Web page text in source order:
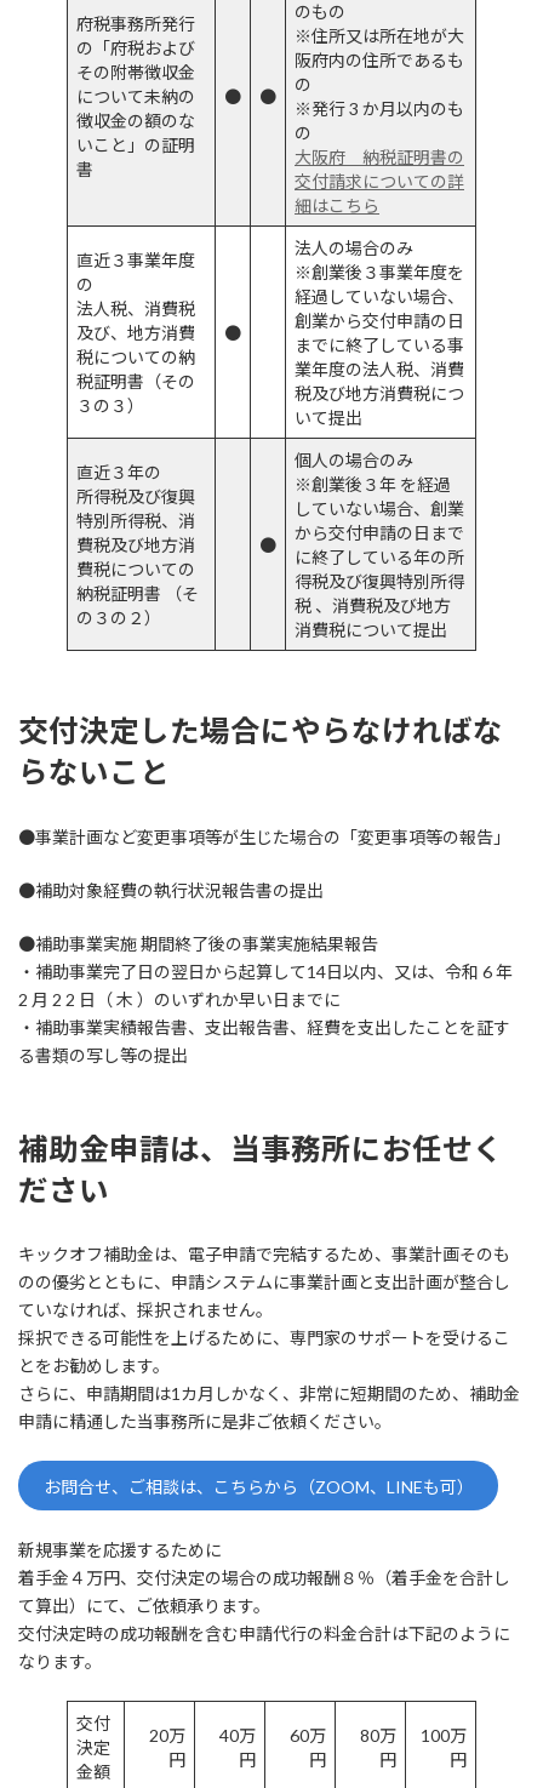
府税事務所発行
の「府税および
その附帯徴収金
について未納の
徴収金の額のな
いこと」の証明
書
● ●
のもの
※住所又は所在地が大
阪府内の住所であるも
の
※発行 3 か月以内のも
の
大阪府 納税証明書の
交付請求についての詳
細はこちら
直近３事業年度
の
法人税、消費税
及び、地方消費
税についての納
税証明書（その
３の３）
●
法人の場合のみ
※創業後３事業年度を
経過していない場合、
創業から交付申請の日
までに終了している事
業年度の法人税、消費
税及び地方消費税につ
いて提出
直近３年の
所得税及び復興
特別所得税、消
費税及び地方消
費税についての
納税証明書 （そ
の３の２）
●
個人の場合のみ
※創業後３年 を経過
していない場合、創業
から交付申請の日まで
に終了している年の所
得税及び復興特別所得
税 、消費税及び地方
消費税について提出
交付決定した場合にやらなければな
らないこと
●事業計画など変更事項等が生じた場合の「変更事項等の報告」
●補助対象経費の執行状況報告書の提出
●補助事業実施 期間終了後の事業実施結果報告
・補助事業完了日の翌日から起算して14日以内、又は、令和 6 年
2 月 2 2 日（ 木 ）のいずれか早い日までに
・補助事業実績報告書、支出報告書、経費を支出したことを証す
る書類の写し等の提出
補助金申請は、当事務所にお任せく
ださい
キックオフ補助金は、電子申請で完結するため、事業計画そのも
のの優劣とともに、申請システムに事業計画と支出計画が整合し
ていなければ、採択されません。
採択できる可能性を上げるために、専門家のサポートを受けるこ
とをお勧めします。
さらに、申請期間は1カ月しかなく、非常に短期間のため、補助金
申請に精通した当事務所に是非ご依頼ください。
お問合せ、ご相談は、こちらから（ZOOM、LINEも可）
新規事業を応援するために
着手金４万円、交付決定の場合の成功報酬８％（着手金を合計し
て算出）にて、ご依頼承ります。
交付決定時の成功報酬を含む申請代行の料金合計は下記のように
なります。
交付
決定
金額
20万
円
40万
円
60万
円
80万
円
100万
円